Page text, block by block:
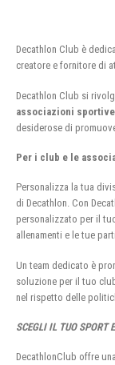
Decathlon Club è
creatore e fornitore di
Decathlon Club si
associazioni
desiderose di
Per i club e le
Personalizza la tua
di Decathlon. Con
personalizzato per il
allenamenti e le tue
Un team dedicato è
soluzione per il tuo
nel rispetto delle
SCEGLI IL TUO
DecathlonClub offre